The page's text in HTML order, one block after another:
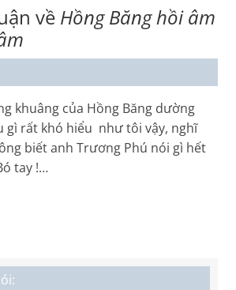
về Hồng Băng hồi âm
khuâng của Hồng Băng dường
gì rất khó hiểu như tôi vậy, nghĩ
biết anh Trương Phú nói gì hết
tay !…